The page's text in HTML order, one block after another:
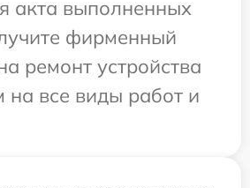
акта выполненных
фирменный
ремонт устройства
на все виды работ и